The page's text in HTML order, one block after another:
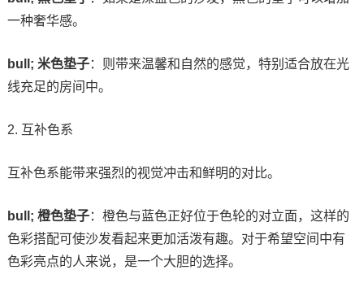
一种奢华感。
bull; 米色垫子：则带来温馨和自然的感觉，特别适合放在光
线充足的房间中。
2. 互补色系
互补色系能带来强烈的视觉冲击和鲜明的对比。
bull; 橙色垫子：橙色与蓝色正好位于色轮的对立面，这样的
色彩搭配可使沙发看起来更加活泼有趣。对于希望空间中有
色彩亮点的人来说，是一个大胆的选择。